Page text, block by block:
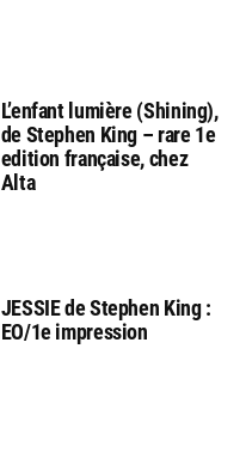
L’enfant lumière (Shining),
de Stephen King – rare 1e
edition française, chez
Alta
JESSIE de Stephen King :
EO/1e impression